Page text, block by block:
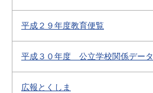
平成２９年度教育便覧
平成３０年度 公立学校関係データ
広報とくしま